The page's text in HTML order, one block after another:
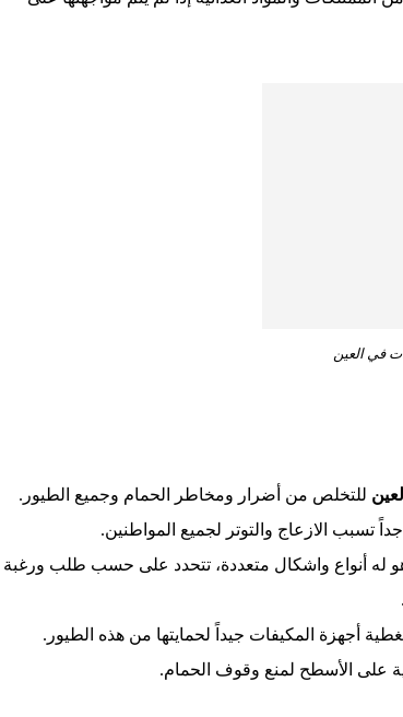
في العين
للتخلص من أضرار ومخاطر الحمام وجميع الطيور.
تسبب الازعاج والتوتر لجميع المواطنين.
له أنواع واشكال متعددة، تتحدد على حسب طلب ورغبة
أجهزة المكيفات جيداً لحمايتها من هذه الطيور.
على الأسطح لمنع وقوف الحمام.